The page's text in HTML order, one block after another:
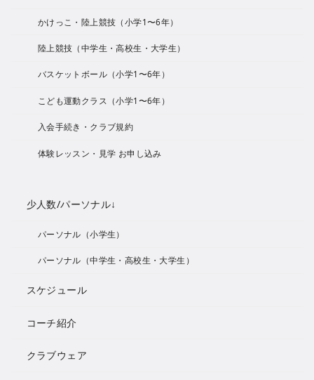
かけっこ・陸上競技（小学1〜6年）
陸上競技（中学生・高校生・大学生）
バスケットボール（小学1〜6年）
こども運動クラス（小学1〜6年）
入会手続き・クラブ規約
体験レッスン・見学 お申し込み
少人数/パーソナル↓
パーソナル（小学生）
パーソナル（中学生・高校生・大学生）
スケジュール
コーチ紹介
クラブウェア